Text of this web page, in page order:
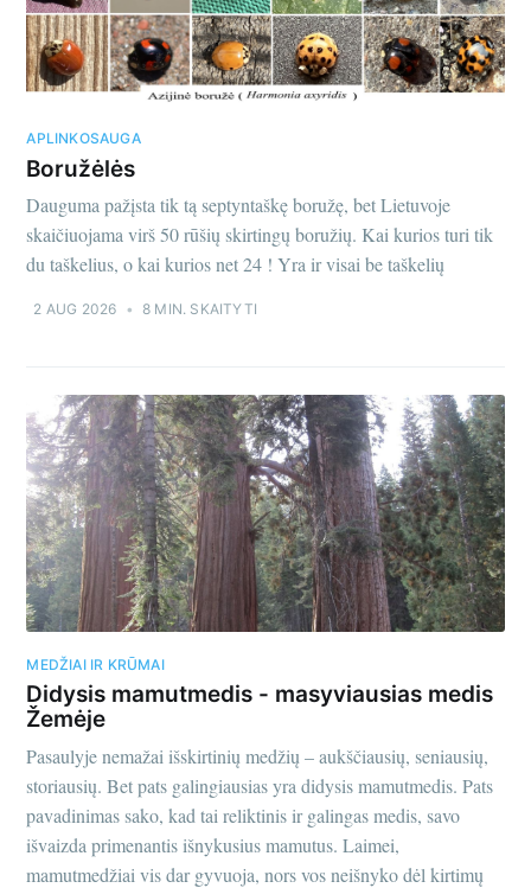
APLINKOSAUGA
Boružėlės
Dauguma pažįsta tik tą septyntaškę boružę, bet Lietuvoje
skaičiuojama virš 50 rūšių skirtingų boružių. Kai kurios turi tik
du taškelius, o kai kurios net 24 ! Yra ir visai be taškelių
2 AUG 2026 • 8 MIN. SKAITYTI
MEDŽIAI IR KRŪMAI
Didysis mamutmedis - masyviausias medis
Žemėje
Pasaulyje nemažai išskirtinių medžių – aukščiausių, seniausių,
storiausių. Bet pats galingiausias yra didysis mamutmedis. Pats
pavadinimas sako, kad tai reliktinis ir galingas medis, savo
išvaizda primenantis išnykusius mamutus. Laimei,
mamutmedžiai vis dar gyvuoja, nors vos neišnyko dėl kirtimų